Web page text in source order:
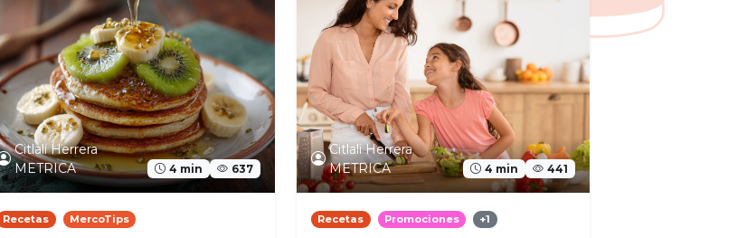
Citlali Herrera
METRICA
4 min 637
Recetas MercoTips
Citlali Herrera
METRICA
4 min 441
Recetas Promociones +1